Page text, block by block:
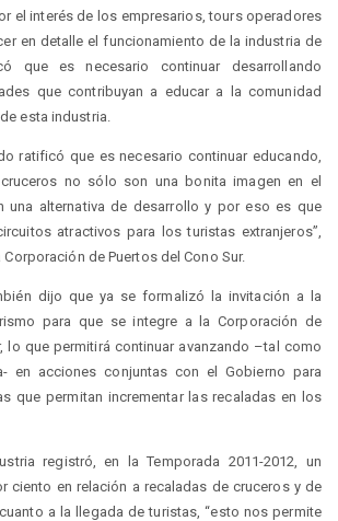
el interés de los empresarios, tours operadores
en detalle el funcionamiento de la industria de
que es necesario continuar desarrollando
que contribuyan a educar a la comunidad
esta industria.
ratificó que es necesario continuar educando,
no sólo son una bonita imagen en el
una alternativa de desarrollo y por eso es que
atractivos para los turistas extranjeros”,
de Puertos del Cono Sur.
dijo que ya se formalizó la invitación a la
para que se integre a la Corporación de
lo que permitirá continuar avanzando –tal como
en acciones conjuntas con el Gobierno para
que permitan incrementar las recaladas en los
registró, en la Temporada 2011-2012, un
ciento en relación a recaladas de cruceros y de
a la llegada de turistas, “esto nos permite